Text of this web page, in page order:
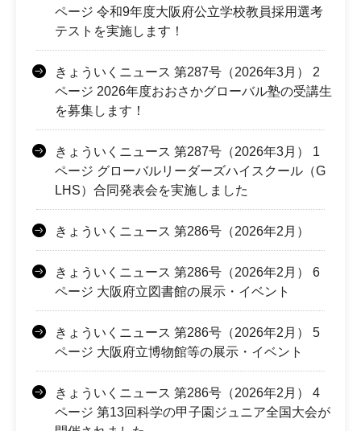
ページ 令和9年度大阪府公立学校教員採用選考
テストを実施します！
きょういくニュース 第287号（2026年3月） 2
ページ 2026年度おおさかグローバル塾の受講生
を募集します！
きょういくニュース 第287号（2026年3月） 1
ページ グローバルリーダーズハイスクール（G
LHS）合同発表会を実施しました
きょういくニュース 第286号（2026年2月）
きょういくニュース 第286号（2026年2月） 6
ページ 大阪府立図書館の展示・イベント
きょういくニュース 第286号（2026年2月） 5
ページ 大阪府立博物館等の展示・イベント
きょういくニュース 第286号（2026年2月） 4
ページ 第13回科学の甲子園ジュニア全国大会が